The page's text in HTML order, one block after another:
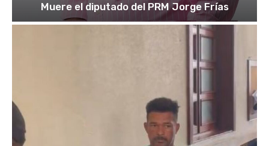
Muere el diputado del PRM Jorge Frías